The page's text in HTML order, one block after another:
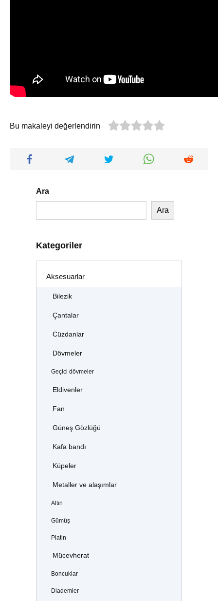
Bu makaleyi değerlendirin
Ara
Ara
Kategoriler
Aksesuarlar
Bilezik
Çantalar
Cüzdanlar
Dövmeler
Geçici dövmeler
Eldivenler
Fan
Güneş Gözlüğü
Kafa bandı
Küpeler
Metaller ve alaşımlar
Altın
Gümüş
Platin
Mücevherat
Boncuklar
Diademler